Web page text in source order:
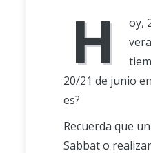
H
oy,
20/21 de junio
es?
Recuerda que
Sabbat o